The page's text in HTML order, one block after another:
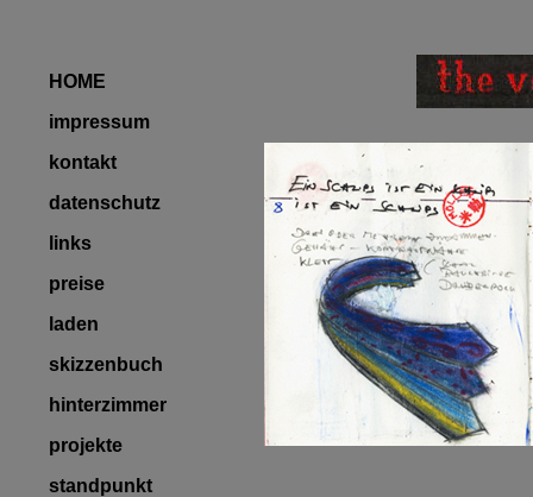
HOME
impressum
kontakt
datenschutz
links
preise
laden
skizzenbuch
hinterzimmer
projekte
standpunkt